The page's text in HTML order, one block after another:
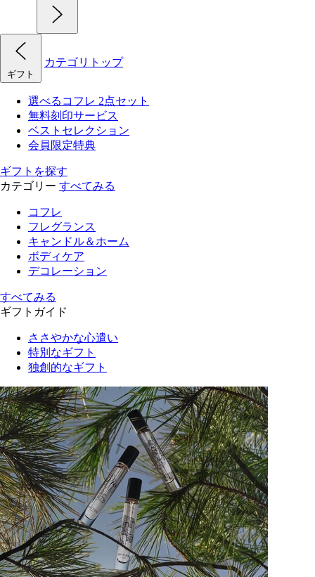
ギフト
カテゴリトップ
選べるコフレ 2点セット
無料刻印サービス
ベストセレクション
会員限定特典
ギフトを探す
カテゴリー すべてみる
コフレ
フレグランス
キャンドル＆ホーム
ボディケア
デコレーション
すべてみる
ギフトガイド
ささやかな心遣い
特別なギフト
独創的なギフト